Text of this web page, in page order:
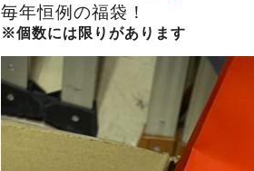
毎年恒例の福袋！
※個数には限りがあります